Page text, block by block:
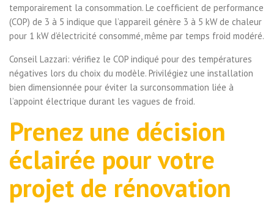
temporairement la consommation. Le coefficient de performance
(COP) de 3 à 5 indique que l’appareil génère 3 à 5 kW de chaleur
pour 1 kW d’électricité consommé, même par temps froid modéré.
Conseil Lazzari: vérifiez le COP indiqué pour des températures
négatives lors du choix du modèle. Privilégiez une installation
bien dimensionnée pour éviter la surconsommation liée à
l’appoint électrique durant les vagues de froid.
Prenez une décision
éclairée pour votre
projet de rénovation